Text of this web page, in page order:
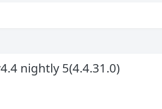
nightly 5(4.4.31.0)